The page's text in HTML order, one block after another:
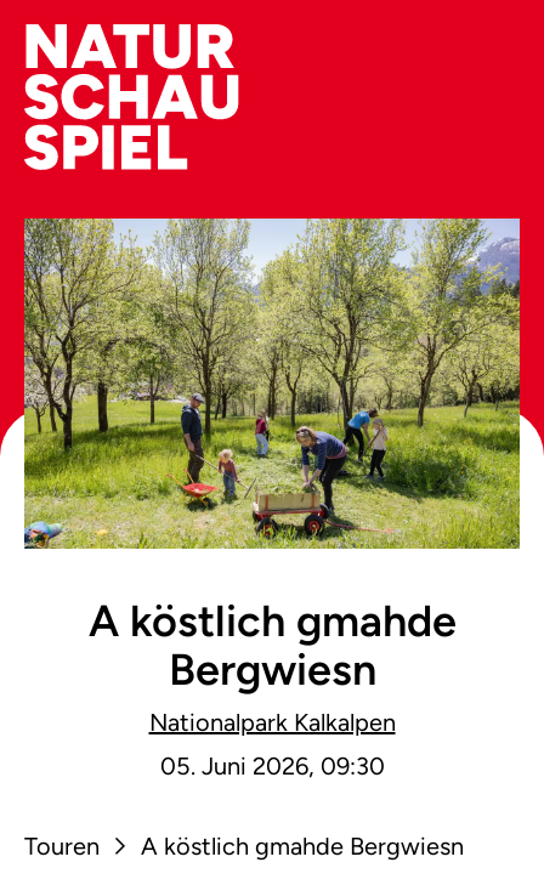
A köstlich gmahde
Bergwiesn
Nationalpark Kalkalpen
05. Juni 2026, 09:30
Touren A köstlich gmahde Bergwiesn